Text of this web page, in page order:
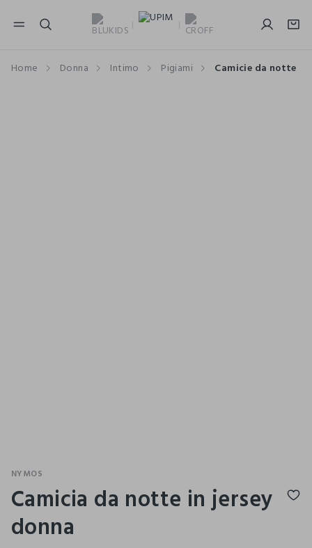
NAVIGATION.ARIA.GOTOMAINCONTENT
Home Donna Intimo Pigiami Camicie da notte
NYMOS
Camicia da notte in jersey
donna